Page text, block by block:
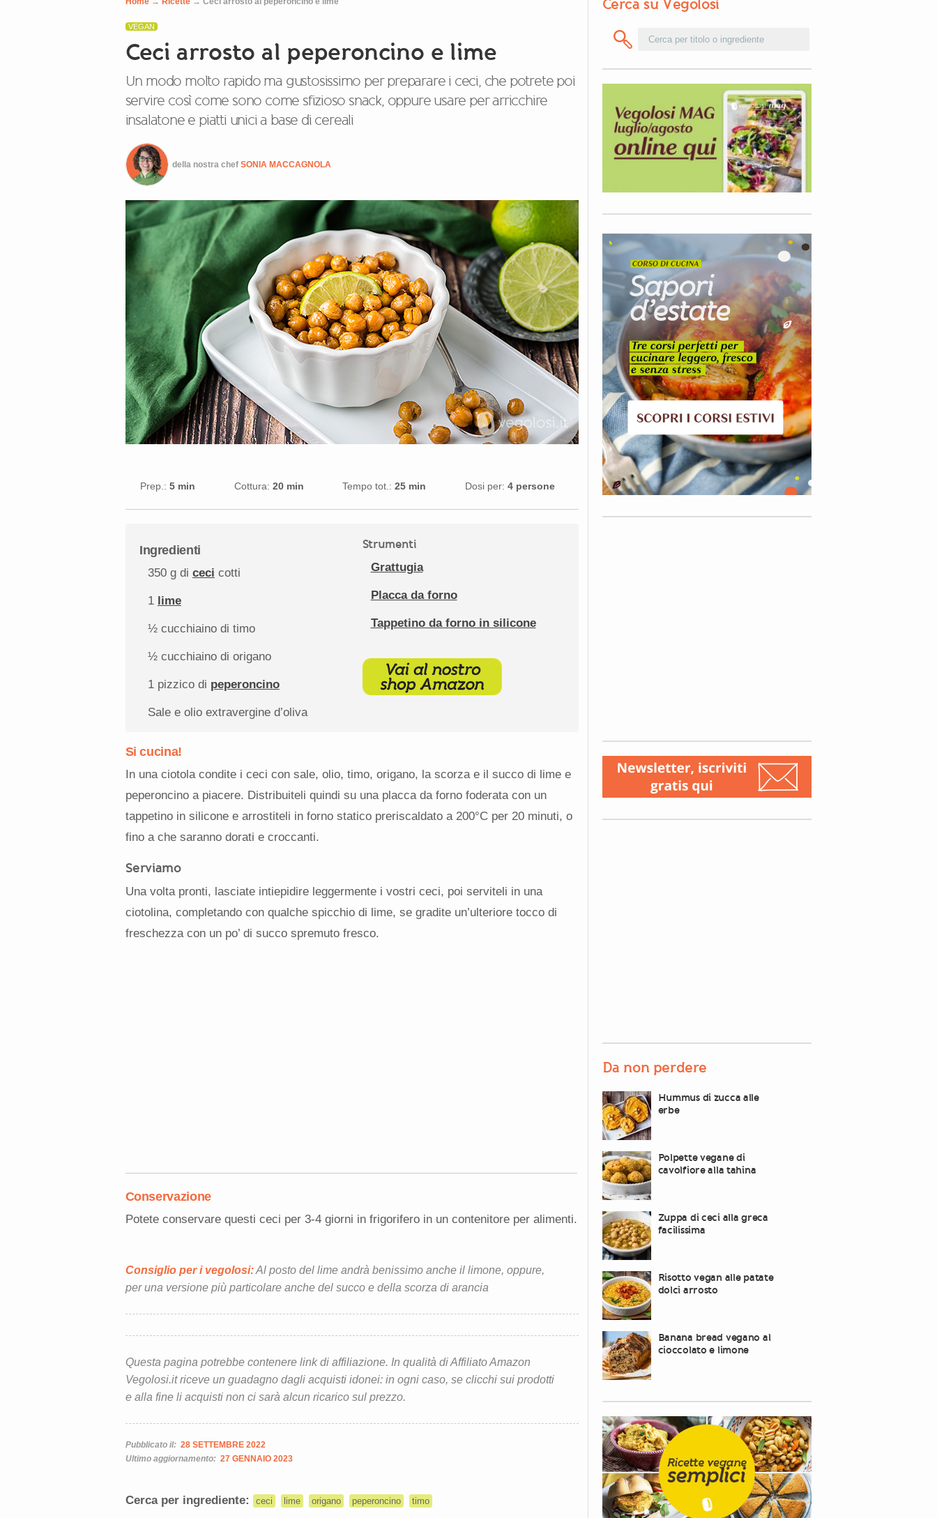
VEGAN
Ceci arrosto al peperoncino e lime
Un modo molto rapido ma gustosissimo per preparare i ceci, che potrete poi
servire così come sono come sfizioso snack, oppure usare per arricchire
insalatone e piatti unici a base di cereali
della nostra chef SONIA MACCAGNOLA
Prep.: 5 min Cottura: 20 min Tempo tot.: 25 min Dosi per: 4 persone
Ingredienti
350 gdi ceci cotti
1 lime
½cucchiaino di timo
½cucchiaino di origano
1pizzico di peperoncino
Sale e olio extravergine d’oliva
Strumenti
Grattugia
Placca da forno
Tappetino da forno in silicone
Si cucina!
In una ciotola condite i ceci con sale, olio, timo, origano, la scorza e il succo di lime e
peperoncino a piacere. Distribuiteli quindi su una placca da forno foderata con un
tappetino in silicone e arrostiteli in forno statico preriscaldato a 200°C per 20 minuti, o
fino a che saranno dorati e croccanti.
Serviamo
Una volta pronti, lasciate intiepidire leggermente i vostri ceci, poi serviteli in una
ciotolina, completando con qualche spicchio di lime, se gradite un’ulteriore tocco di
freschezza con un po’ di succo spremuto fresco.
Conservazione
Potete conservare questi ceci per 3-4 giorni in frigorifero in un contenitore per alimenti.
Consiglio per i vegolosi:Al posto del lime andrà benissimo anche il limone, oppure,
per una versione più particolare anche del succo e della scorza di arancia
Questa pagina potrebbe contenere link di affiliazione. In qualità di Affiliato Amazon
Vegolosi.it riceve un guadagno dagli acquisti idonei: in ogni caso, se clicchi sui prodotti
e alla fine li acquisti non ci sarà alcun ricarico sul prezzo.
Pubblicato il: 28 SETTEMBRE 2022
Ultimo aggiornamento: 27 GENNAIO 2023
Cerca per ingrediente: ceci lime origano peperoncino timo
Cerca su Vegolosi
Da non perdere
Hummus di zucca alle
erbe
Polpette vegane di
cavolfiore alla tahina
Zuppa di ceci alla greca
facilissima
Risotto vegan alle patate
dolci arrosto
Banana bread vegano al
cioccolato e limone